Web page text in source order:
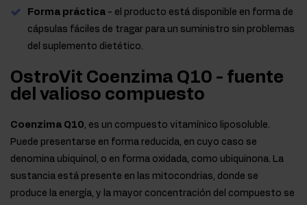
Forma práctica - el producto está disponible en forma de
cápsulas fáciles de tragar para un suministro sin problemas
del suplemento dietético.
OstroVit Coenzima Q10 - fuente
del valioso compuesto
Coenzima Q10, es un compuesto vitamínico liposoluble.
Puede presentarse en forma reducida, en cuyo caso se
denomina ubiquinol, o en forma oxidada, como ubiquinona. La
sustancia está presente en las mitocondrias, donde se
produce la energía, y la mayor concentración del compuesto se